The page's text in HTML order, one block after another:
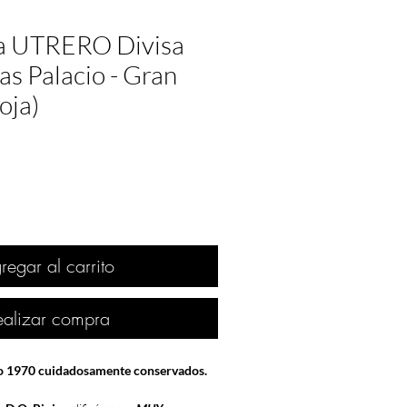
UTRERO Divisa
Palacio - Gran
al carrito
compra
1970 cuidadosamente conservados.